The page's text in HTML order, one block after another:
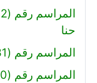
حنا
المراسم رقم (231) : رضا ذكي محمد